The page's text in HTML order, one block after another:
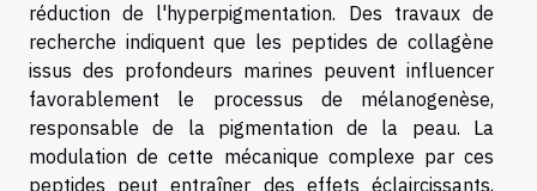
réduction de l'hyperpigmentation. Des travaux de
recherche indiquent que les peptides de collagène
issus des profondeurs marines peuvent influencer
favorablement le processus de mélanogenèse,
responsable de la pigmentation de la peau. La
modulation de cette mécanique complexe par ces
peptides peut entraîner des effets éclaircissants,